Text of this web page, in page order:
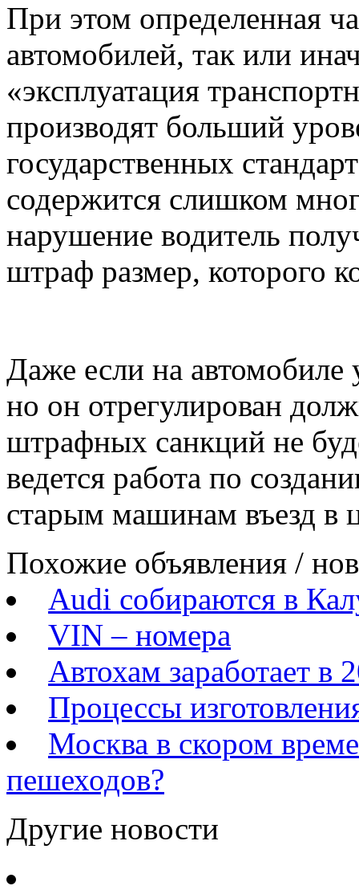
При этом определенная
автомобилей, так или
«эксплуатация
производят больший
государственных
содержится слишком
нарушение водитель
штраф размер, которого
Даже если на автомобиле
но он отрегулирован
штрафных санкций не
ведется работа по
старым машинам въезд в
Похожие объявления /
Audi собираются в
VIN – номера
Автохам заработает в
Процессы
Москва в скором
пешеходов?
Другие новости